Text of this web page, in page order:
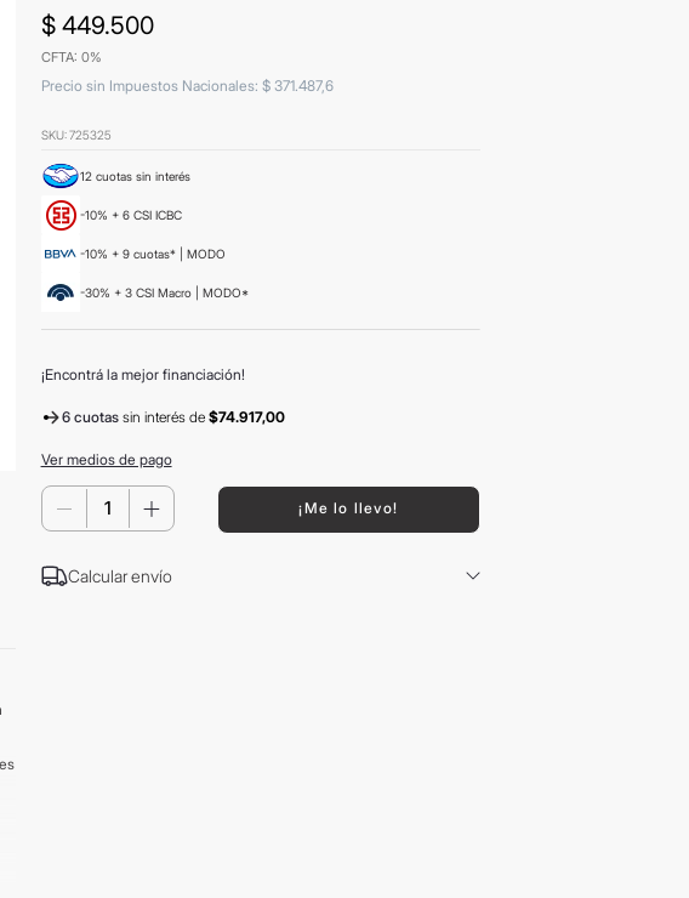
$ 449.500
CFTA: 0%
Precio sin Impuestos Nacionales: $ 371.487,6
SKU:725325
12 cuotas sin interés
-10% + 6 CSI ICBC
-10% + 9 cuotas* | MODO
-30% + 3 CSI Macro | MODO*
¡Encontrá la mejor financiación!
6 cuotas sin interésde $74.917,00
Ver medios de pago
＋
－ ¡Me lo llevo!
Calcular envío